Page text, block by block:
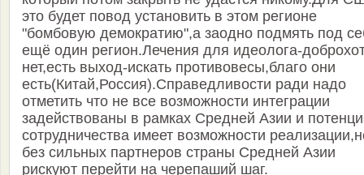
это будет повод установить в этом регионе
"бомбовую демократию",а заодно подмять под
ещё один регион.Лечения для идеолога-
нет,есть выход-искать противовесы,благо они
есть(Китай,Россия).Справедливости ради надо
отметить что не все возможности интеграции
задействованы в рамках Средней Азии и
сотрудничества имеет возможности
без сильных партнеров страны Средней Азии
рискуют перейти на черепаший шаг.